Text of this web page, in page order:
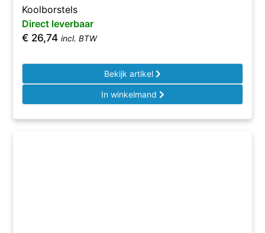
Koolborstels
Direct leverbaar
€ 26,74 incl. BTW
Bekijk artikel
In winkelmand